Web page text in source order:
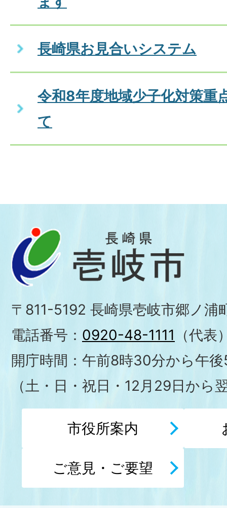
長崎県お見合いシステム
令和8年度地域少子化対策重
て
〒811-5192 長崎県壱岐市郷ノ浦
電話番号： 0920-48-1111 （代表
開庁時間：午前8時30分から午
（土・日・祝日・12月29日から
市役所案内
ご意見・ご要望